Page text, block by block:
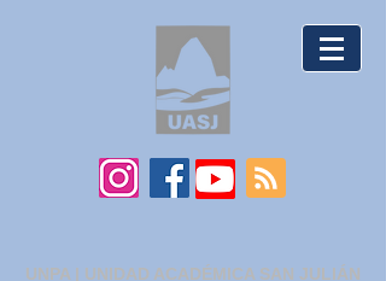
UNPA | UNIDAD ACADÉMICA SAN JULIÁN